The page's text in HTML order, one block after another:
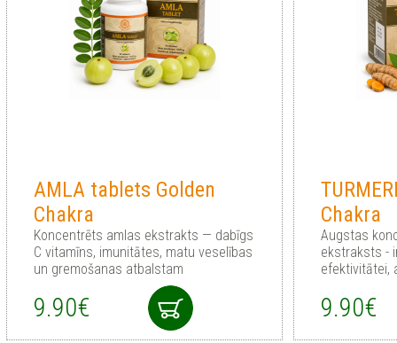
AMLA tablets Golden
Chakra
Koncentrēts amlas ekstrakts — dabīgs
C vitamīns, imunitātes, matu veselības
un gremošanas atbalstam
9.90€
Chakra
Augstas
ekstraksts -
efektivitātei,
9.90€